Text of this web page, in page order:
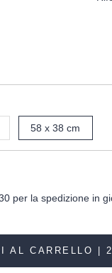
58 x 38 cm
per la spedizione in
AL CARRELLO |